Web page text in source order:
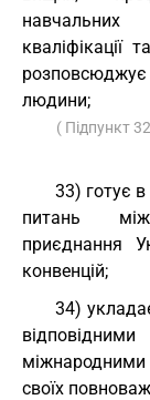
навчальних
кваліфікації
розповсюджує
людини;
( Підпункт
33) готує
питань
приєднання
конвенцій;
34)
своїх